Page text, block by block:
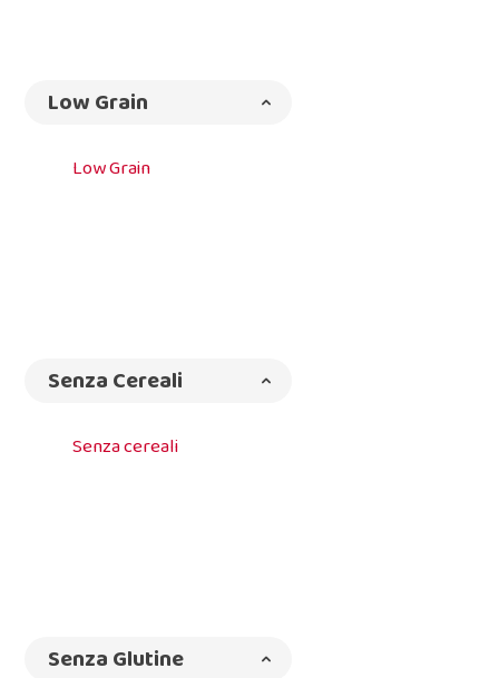
Low Grain
Low Grain
Senza Cereali
Senza cereali
Senza Glutine